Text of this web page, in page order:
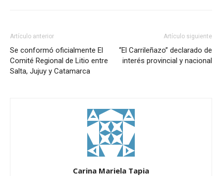
Artículo anterior
Se conformó oficialmente El
Comité Regional de Litio entre
Salta, Jujuy y Catamarca
Artículo siguiente
“El Carrileñazo” declarado de
interés provincial y nacional
Carina Mariela Tapia